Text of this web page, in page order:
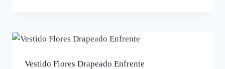
Vestido Flores Drapeado Enfrente